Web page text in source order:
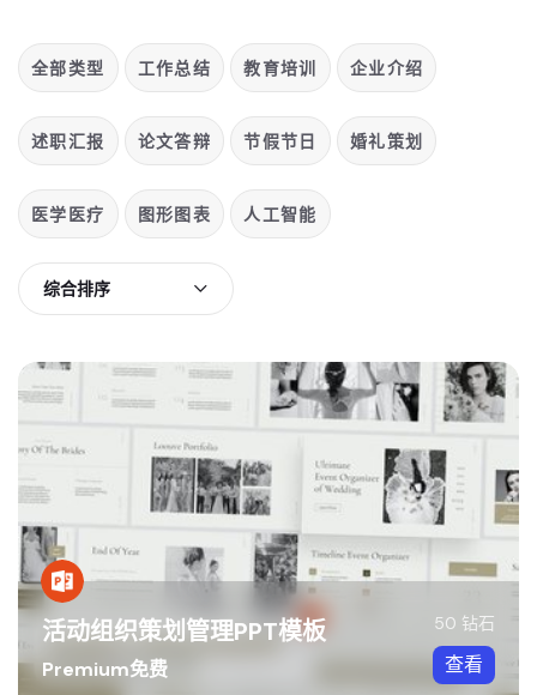
全部类型 工作总结 教育培训 企业介绍
述职汇报 论文答辩 节假节日 婚礼策划
医学医疗 图形图表 人工智能
综合排序
活动组织策划管理PPT模板
Premium免费
50 钻石
查看